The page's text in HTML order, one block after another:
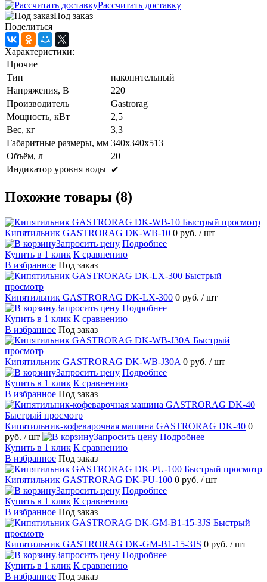
Рассчитать доставку
Под заказ
Поделиться
Характеристики:
Прочие
Тип
накопительный
Напряжения, В
220
Производитель
Gastrorag
Мощность, кВт
2,5
Вес, кг
3,3
Габаритные размеры, мм 340х340х513
Объём, л
20
Индикатор уровня воды ✔
Похожие товары (8)
Быстрый просмотр
Кипятильник GASTRORAG DK-WB-10 0 руб. / шт
Запросить цену Подробнее
Купить в 1 клик К сравнению
В избранное Под заказ
Быстрый
просмотр
Кипятильник GASTRORAG DK-LX-300 0 руб. / шт
Запросить цену Подробнее
Купить в 1 клик К сравнению
В избранное Под заказ
Быстрый
просмотр
Кипятильник GASTRORAG DK-WB-J30A 0 руб. / шт
Запросить цену Подробнее
Купить в 1 клик К сравнению
В избранное Под заказ
Быстрый просмотр
Кипятильник-кофеварочная машина GASTRORAG DK-40 0
руб. / шт Запросить цену Подробнее
Купить в 1 клик К сравнению
В избранное Под заказ
Быстрый просмотр
Кипятильник GASTRORAG DK-PU-100 0 руб. / шт
Запросить цену Подробнее
Купить в 1 клик К сравнению
В избранное Под заказ
Быстрый
просмотр
Кипятильник GASTRORAG DK-GM-B1-15-3JS 0 руб. / шт
Запросить цену Подробнее
Купить в 1 клик К сравнению
В избранное Под заказ